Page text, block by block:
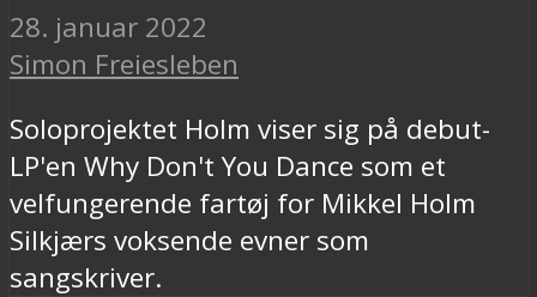
28. januar 2022
Simon Freiesleben
Soloprojektet Holm viser sig på debut-
LP'en Why Don't You Dance som et
velfungerende fartøj for Mikkel Holm
Silkjærs voksende evner som
sangskriver.